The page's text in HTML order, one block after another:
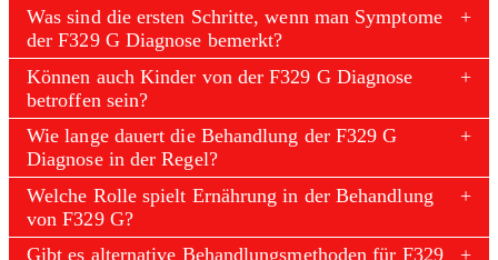
Was sind die ersten Schritte, wenn man Symptome
der F329 G Diagnose bemerkt?
Können auch Kinder von der F329 G Diagnose
betroffen sein?
Wie lange dauert die Behandlung der F329 G
Diagnose in der Regel?
Welche Rolle spielt Ernährung in der Behandlung
von F329 G?
Gibt es alternative Behandlungsmethoden für F329